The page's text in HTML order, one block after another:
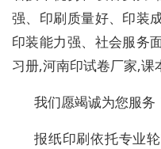
强、印刷质量好、印装
印装能力强、社会服务
习册,河南印试卷厂家,课
我们愿竭诚为您服务
报纸印刷依托专业